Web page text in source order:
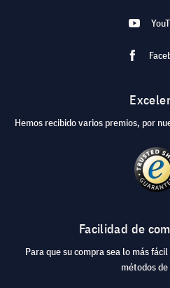
Hemos recibido varios premios, por
Facilidad de
Para que su compra sea lo más
métodos de